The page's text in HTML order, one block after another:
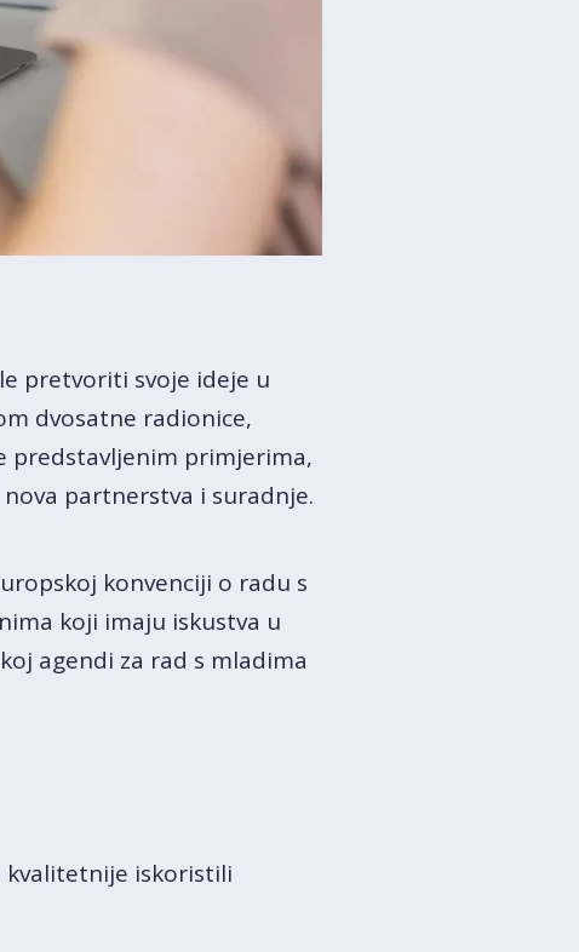
pretvoriti svoje ideje u
dvosatne radionice,
predstavljenim primjerima,
partnerstva i suradnje.
konvenciji o radu s
koji imaju iskustva u
agendi za rad s mladima
kvalitetnije iskoristili